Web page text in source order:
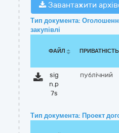
Завантажити
Тип документа:
закупівлі
ФАЙЛ ПРИВАТНІСТЬ
sig
n.p
7s
публічний
Тип документа: Проект